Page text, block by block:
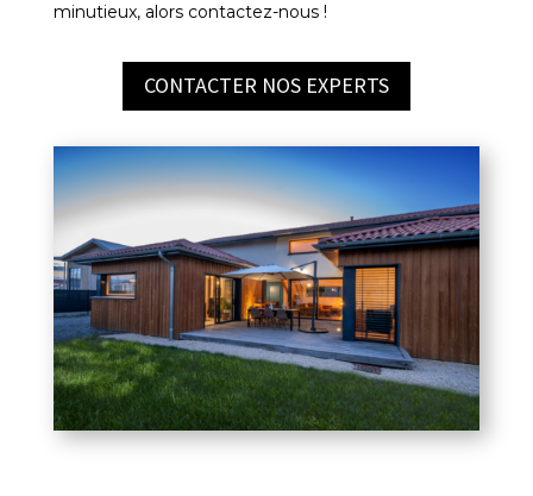
minutieux, alors contactez-nous !
CONTACTER NOS EXPERTS